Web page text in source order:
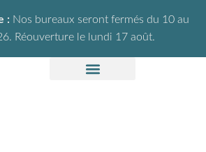
: Nos bureaux seront fermés du 10 au
Réouverture le lundi 17 août.